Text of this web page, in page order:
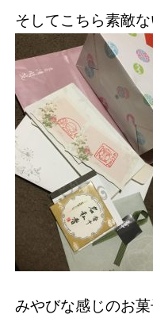
そしてこちら素敵
みやびな感じのお